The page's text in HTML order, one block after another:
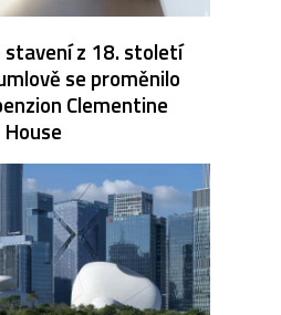
stavení z 18. století
se proměnilo
Clementine
House